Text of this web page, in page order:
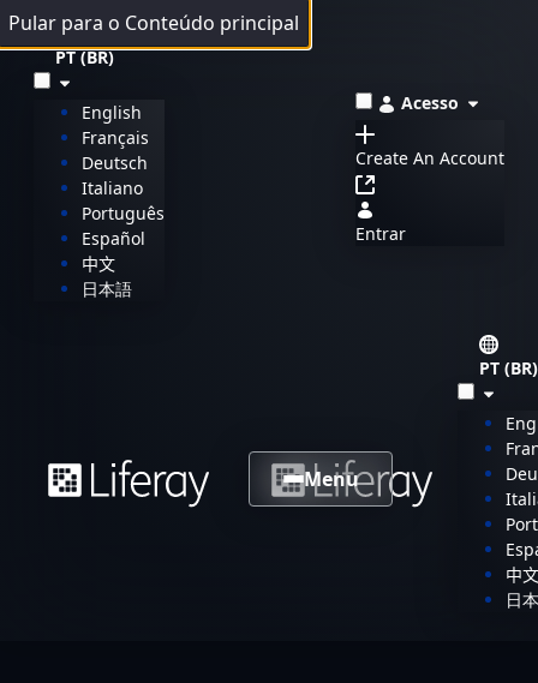
Pular para o Conteúdo principal
PT (BR)
English
Français
Deutsch
Italiano
Português
Español
中文
日本語
Acesso
Create An Account
Entrar
Menu
PT (BR)
中文
日